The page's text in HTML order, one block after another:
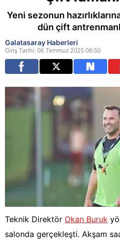
Yeni sezonun
dün çift
Galatasaray Haberleri
Giriş Tarihi: 06 Temmuz 2025 06:50
Teknik Direktör Okan Buruk
salonda gerçekleşti. Akşam